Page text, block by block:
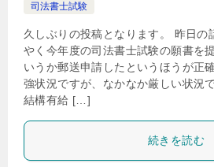
司法書士試験
久しぶりの投稿となります。 昨日の
やく今年度の司法書士試験の願書を
いうか郵送申請したというほうが正
強状況ですが、なかなか厳しい状況
結構有給 […]
続きを読む